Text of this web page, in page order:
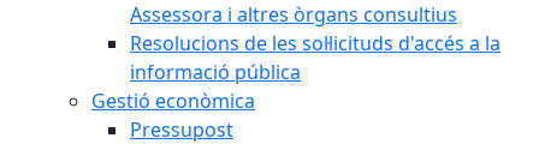
Assessora i altres òrgans consultius
Resolucions de les sol·licituds d'accés a la
informació pública
Gestió econòmica
Pressupost